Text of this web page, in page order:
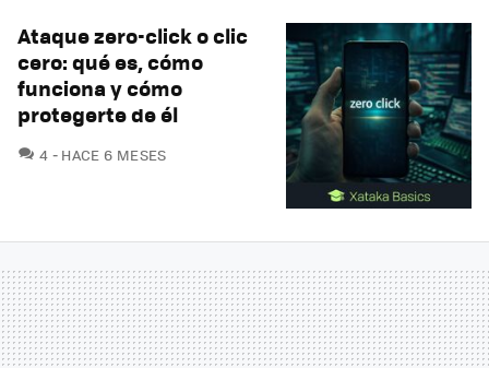
Ataque zero-click o clic
cero: qué es, cómo
funciona y cómo
protegerte de él
4 COMENTARIOS
HACE 6 MESES